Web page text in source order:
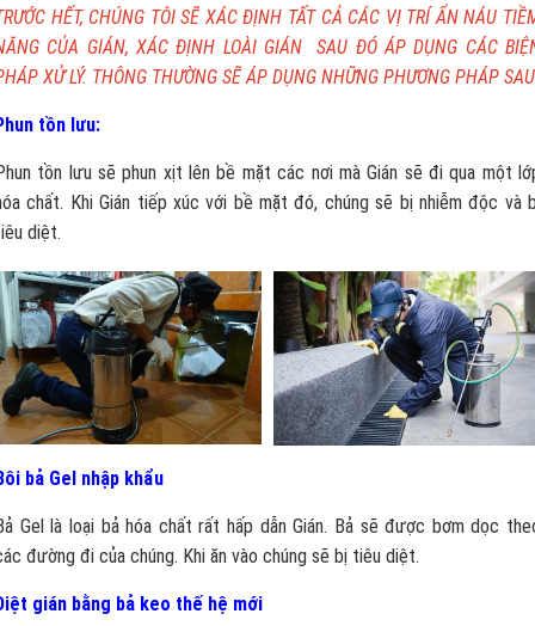
HẾT, CHÚNG TÔI SẼ XÁC ĐỊNH TẤT CẢ CÁC VỊ TRÍ ẨN NÁU
CỦA GIÁN, XÁC ĐỊNH LOÀI GIÁN SAU ĐÓ ÁP DỤNG CÁC
XỬ LÝ. THÔNG THƯỜNG SẼ ÁP DỤNG NHỮNG PHƯƠNG PHÁP
tồn lưu:
tồn lưu sẽ phun xịt lên bề mặt các nơi mà Gián sẽ đi qua một
chất. Khi Gián tiếp xúc với bề mặt đó, chúng sẽ bị nhiễm độc và
diệt.
bả Gel nhập khẩu
Gel là loại bả hóa chất rất hấp dẫn Gián. Bả sẽ được bơm dọc
đường đi của chúng. Khi ăn vào chúng sẽ bị tiêu diệt.
gián bằng bả keo thế hệ mới